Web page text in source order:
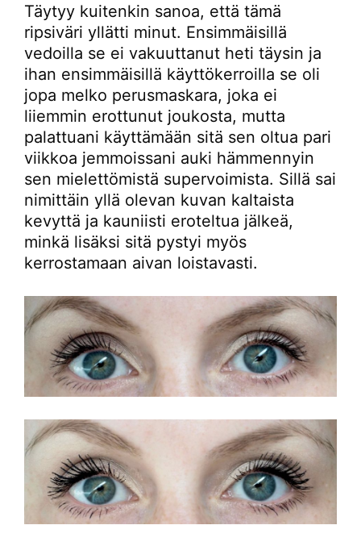
Täytyy kuitenkin sanoa, että tämä
ripsiväri yllätti minut. Ensimmäisillä
vedoilla se ei vakuuttanut heti täysin ja
ihan ensimmäisillä käyttökerroilla se oli
jopa melko perusmaskara, joka ei
liiemmin erottunut joukosta, mutta
palattuani käyttämään sitä sen oltua pari
viikkoa jemmoissani auki hämmennyin
sen mielettömistä supervoimista. Sillä sai
nimittäin yllä olevan kuvan kaltaista
kevyttä ja kauniisti eroteltua jälkeä,
minkä lisäksi sitä pystyi myös
kerrostamaan aivan loistavasti.